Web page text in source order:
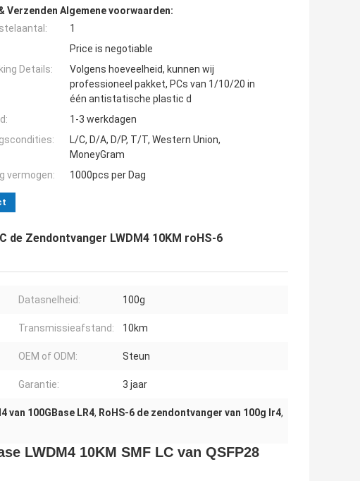
Verzenden Algemene voorwaarden:
1
Price is negotiable
Details:
Volgens hoeveelheid, kunnen wij
professioneel pakket, PCs van 1/10/20 in
één antistatische plastic d
1-3 werkdagen
L/C, D/A, D/P, T/T, Western Union,
MoneyGram
vermogen:
1000pcs per Dag
de Zendontvanger LWDM4 10KM roHS-6
Datasnelheid: 100g
Transmissieafstand: 10km
OEM of ODM: Steun
Garantie: 3 jaar
van 100GBase LR4, RoHS-6 de zendontvanger van 100g lr4,
LWDM4 10KM SMF LC van QSFP28